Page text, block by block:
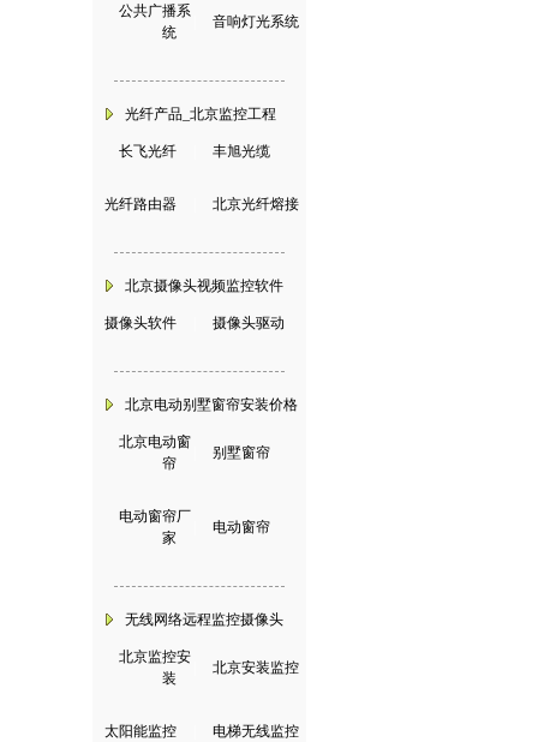
公共广播系
统
音响灯光系统
光纤产品_北京监控工程
长飞光纤 丰旭光缆
光纤路由器 北京光纤熔接
北京摄像头视频监控软件
摄像头软件 摄像头驱动
北京电动别墅窗帘安装价格
北京电动窗
帘
别墅窗帘
电动窗帘厂
家
电动窗帘
无线网络远程监控摄像头
北京监控安
装
北京安装监控
太阳能监控 电梯无线监控